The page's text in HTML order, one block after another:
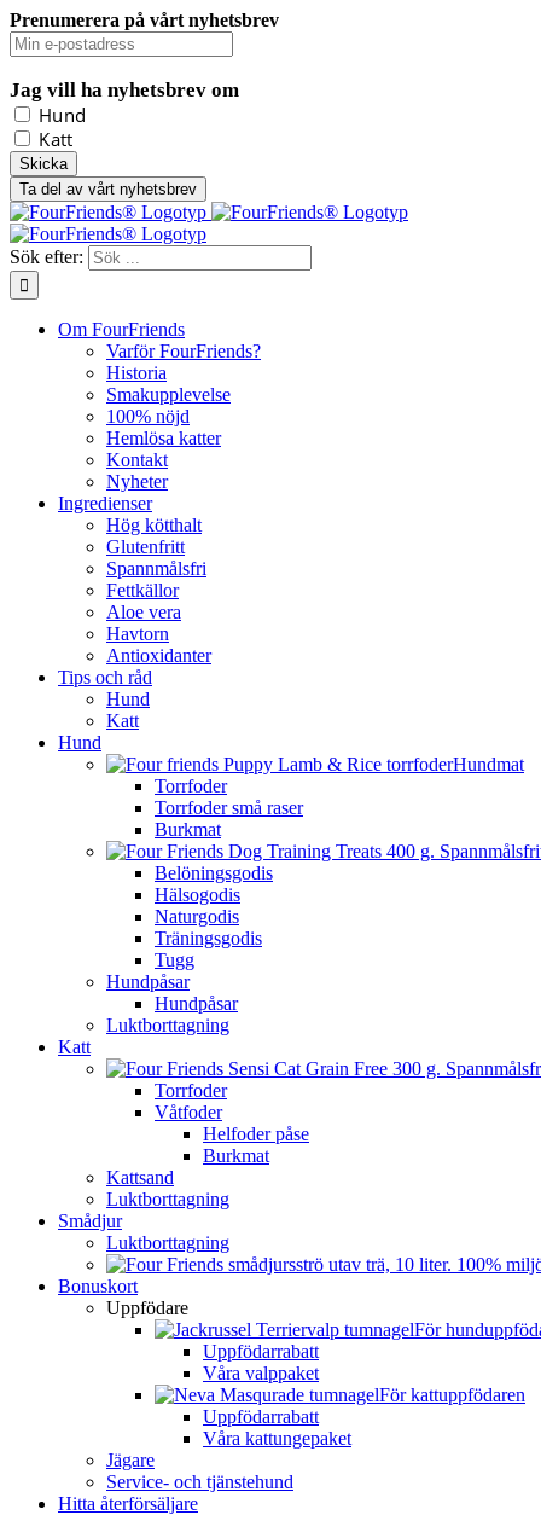
Prenumerera på vårt nyhetsbrev
Jag vill ha nyhetsbrev om
Hund
Katt
Ta del av vårt nyhetsbrev
Sök efter:
Om FourFriends
Varför FourFriends?
Historia
Smakupplevelse
100% nöjd
Hemlösa katter
Kontakt
Nyheter
Ingredienser
Hög kötthalt
Glutenfritt
Spannmålsfri
Fettkällor
Aloe vera
Havtorn
Antioxidanter
Tips och råd
Hund
Katt
Hund
Hundmat
Torrfoder
Torrfoder små raser
Burkmat
Belöningsgodis
Hälsogodis
Naturgodis
Träningsgodis
Tugg
Hundpåsar
Hundpåsar
Luktborttagning
Katt
Torrfoder
Våtfoder
Helfoder påse
Burkmat
Kattsand
Luktborttagning
Smådjur
Luktborttagning
Bonuskort
Uppfödare
För
Uppfödarrabatt
Våra valppaket
För kattuppfödaren
Uppfödarrabatt
Våra kattungepaket
Jägare
Service- och tjänstehund
Hitta återförsäljare